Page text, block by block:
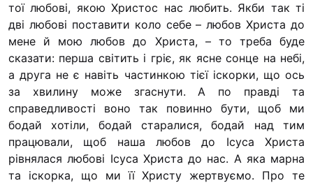
Проекти
Футбольна
Кулінарний
Іконописна
“Капеланчики”
Альтернатива
Одна церква –
одна родина
тої любові, якою Христос нас любить. Якби так ті
дві любові поставити коло себе – любов Христа до
мене й мою любов до Христа, – то треба буде
сказати: перша світить і гріє, як ясне сонце на небі,
а друга не є навіть частинкою тієї іскорки, що ось
за хвилину може згаснути.А по правді та
справедливос­ті воно так повинно бути, щоб ми
бодай хотіли, бодай старалися, бодай над тим
працювали, щоб наша любов до Ісуса Христа
рівнялася любові Ісуса Христа до нас. А яка марна
та іскорка, що ми її Христу жертвуємо. Про те